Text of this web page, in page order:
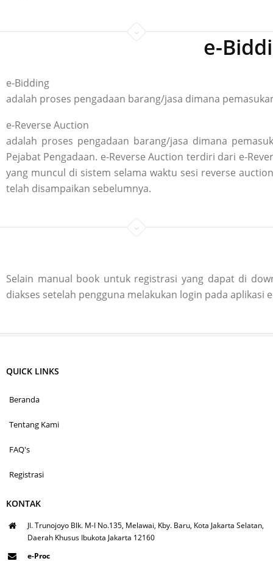
e-
e-Bidding
adalah proses pengadaan barang/jasa dimana
e-Reverse Auction
adalah proses pengadaan barang/jasa dimana
Pejabat Pengadaan. e-Reverse Auction terdiri dari e-
yang muncul di sistem selama waktu sesi reverse
telah disampaikan sebelumnya.
Selain manual book untuk registrasi yang dapat di
diakses setelah pengguna melakukan login pada aplikasi
QUICK LINKS
Beranda
Tentang Kami
FAQ's
Registrasi
KONTAK
Jl. Trunojoyo Blk. M-I No.135, Melawai, Kby. Baru, Kota Jakarta Selatan,
Daerah Khusus Ibukota Jakarta 12160
e-Proc